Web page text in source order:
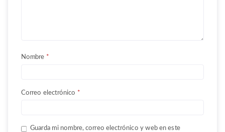
Nombre *
Correo electrónico *
Guarda mi nombre, correo electrónico y web en este